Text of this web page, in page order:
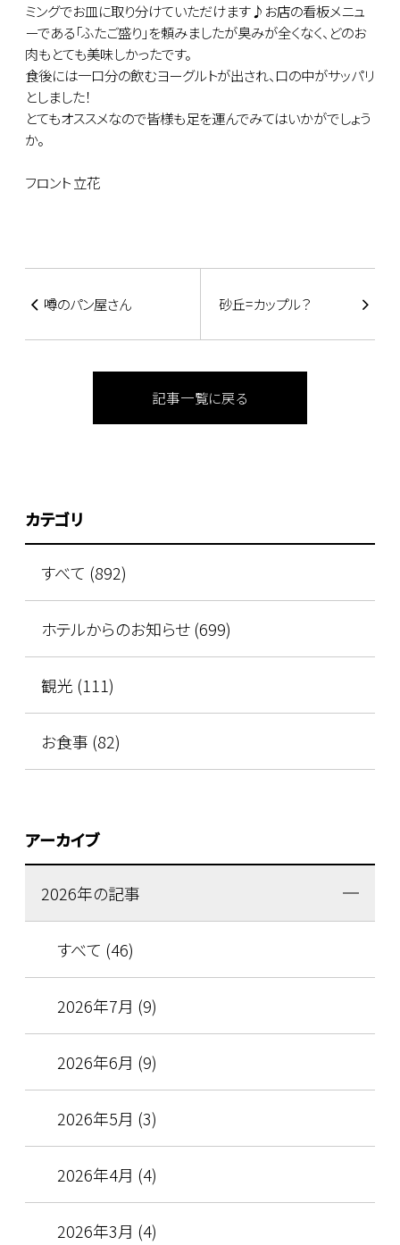
ミングでお皿に取り分けていただけます♪お店の看板メニュ
ーである「ふたご盛り」を頼みましたが臭みが全くなく、どのお
肉もとても美味しかったです。
食後には一口分の飲むヨーグルトが出され、口の中がサッパリ
としました！
とてもオススメなので皆様も足を運んでみてはいかがでしょう
か。
フロント 立花
噂のパン屋さん 砂丘=カップル？
記事一覧に戻る
カテゴリ
すべて (892)
ホテルからのお知らせ (699)
観光 (111)
お食事 (82)
アーカイブ
2026年の記事
すべて (46)
2026年7月 (9)
2026年6月 (9)
2026年5月 (3)
2026年4月 (4)
2026年3月 (4)